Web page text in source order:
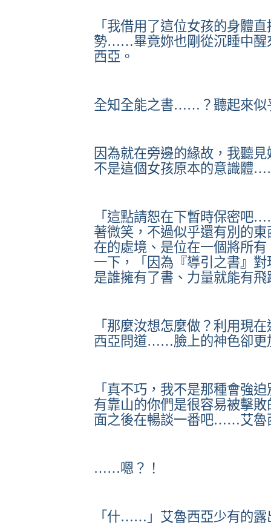
「我借用了這位女孩的身體
勢……畢竟妳也剛從沉睡中醒
西亞。
全知全能之書……？聽起來
因為就在旁邊的緣故，我聽
不是這個女孩原本的意識體
「這點請恕在下暫時保密吧
著微笑，不過似乎還有別的
在的處境、是位在一個將所
一下，「因為『導引之書』
是誰擁有了書、力量就能有
「那麼汝想怎麼做？利用現
西亞問道……臉上的神色卻更
「真不巧，我不是那種會強
有靠山的你們是很容易被擊
面之後在暢談一番吧……艾魯
……嗯？！
「什……」艾魯西亞少有的露